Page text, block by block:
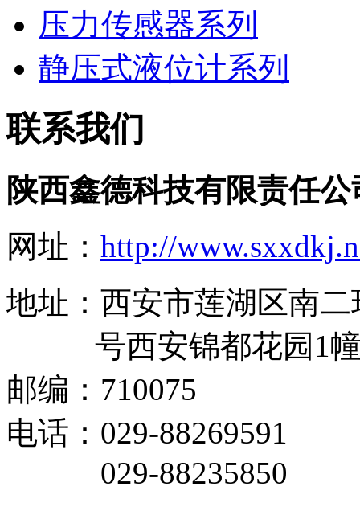
压力传感器系列
静压式液位计系列
联系我们
陕西鑫德科技有限责任公
网址： http://
地址：西安市莲湖区南
号西安锦都花园1幢
邮编：710075
电话：029-88269591
029-88235850